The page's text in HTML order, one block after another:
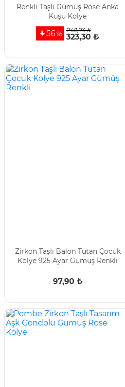
Renkli Taşlı Gümüş Rose Anka
Kuşu Kolye
56% 740,74 ₺
323,30 ₺
Zirkon Taşlı Balon Tutan Çocuk
Kolye 925 Ayar Gümüş Renkli
97,90 ₺